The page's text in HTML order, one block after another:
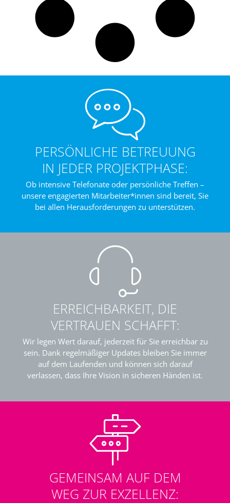
PERSÖNLICHE BETREUUNG
IN JEDER PROJEKTPHASE:
Ob intensive Telefonate oder persönliche Treffen –
unsere engagierten Mitarbeiter*innen sind bereit, Sie
bei allen Herausforderungen zu unterstützen.
ERREICHBARKEIT, DIE
VERTRAUEN SCHAFFT:
Wir legen Wert darauf, jederzeit für Sie erreichbar zu
sein. Dank regelmäßiger Updates bleiben Sie immer
auf dem Laufenden und können sich darauf
verlassen, dass Ihre Vision in sicheren Händen ist.
GEMEINSAM AUF DEM
WEG ZUR EXZELLENZ: